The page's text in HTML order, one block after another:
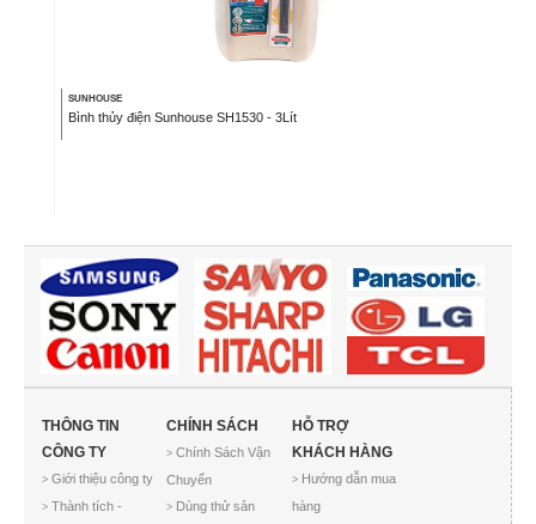
SUNHOUSE
Bình thủy điện Sunhouse SH1530 - 3Lít
THÔNG TIN
CÔNG TY
> Giới thiệu công ty
> Thành tích -
CHÍNH SÁCH
> Chính Sách Vận
Chuyển
> Dùng thử sản
HỖ TRỢ
KHÁCH HÀNG
>Hướng dẫn mua
hàng